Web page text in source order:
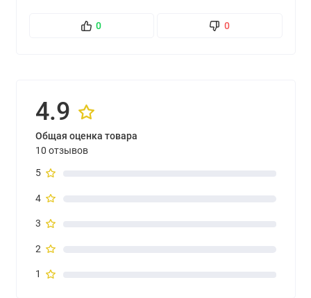
0 0
4.9
Общая оценка товара
10 отзывов
5
4
3
2
1